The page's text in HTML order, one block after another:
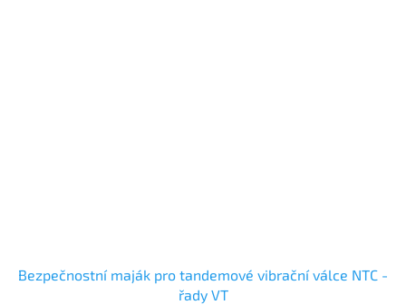
Bezpečnostní maják pro tandemové vibrační válce NTC -
řady VT